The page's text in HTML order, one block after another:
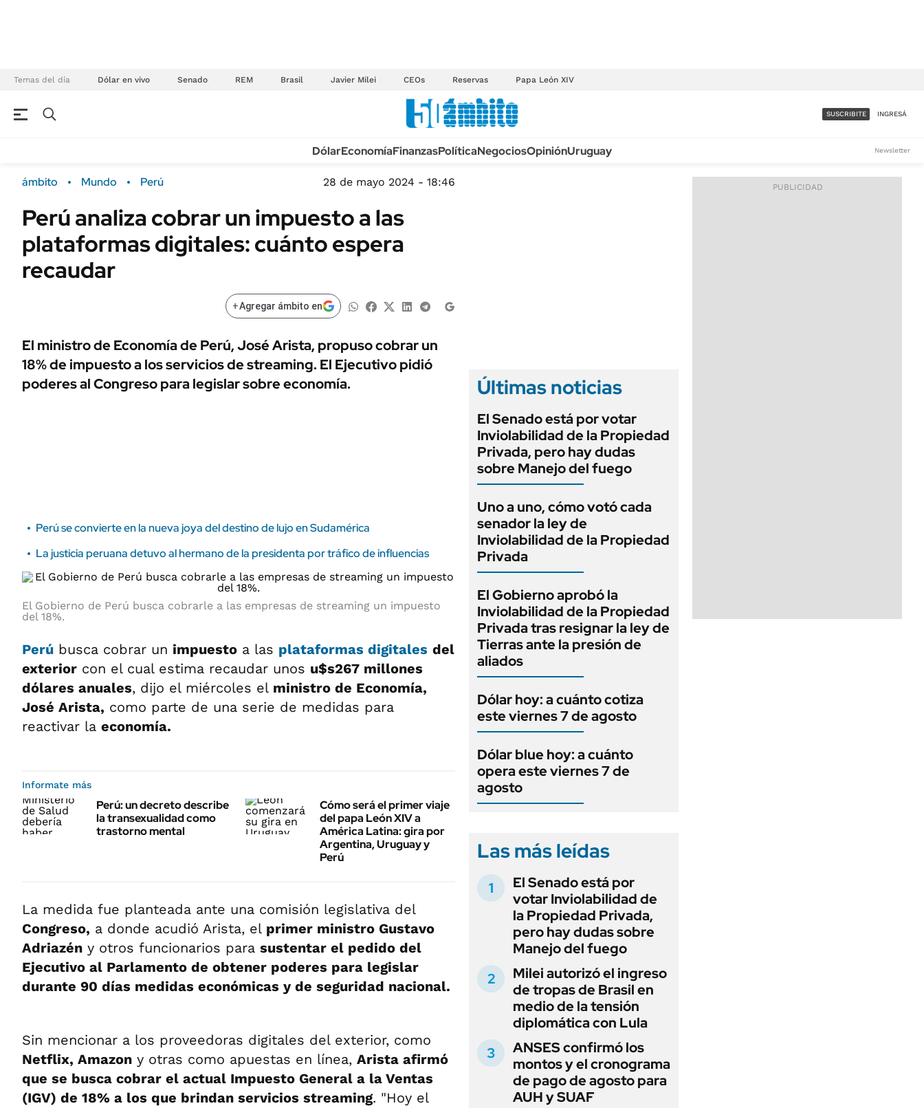
Temas del día Dólar en vivo Senado REM Brasil Javier Milei CEOs Reservas Papa León XIV
Campo
FINANZAS
Dólar
Sustentabilidad
Seguros
URUGUAY
TECNOLOGÍA
MÉXICO
MUNDO
INFORMACIÓN GENERAL
AUTOS
ACCESO FULL - $1.800/MES
SUSCRIBITE INGRESÁ
DólarEconomíaFinanzasPolíticaNegociosOpiniónUruguay Newsletter
ámbito Mundo Perú 28 de mayo 2024 - 18:46
Perú analiza cobrar un impuesto a las
plataformas digitales: cuánto espera
recaudar
+Agregar ámbito en
El ministro de Economía de Perú, José Arista, propuso cobrar un
18% de impuesto a los servicios de streaming. El Ejecutivo pidió
poderes al Congreso para legislar sobre economía.
Perú se convierte en la nueva joya del destino de lujo en Sudamérica
La justicia peruana detuvo al hermano de la presidenta por tráfico de influencias
El Gobierno de Perú busca cobrarle a las empresas de streaming un impuesto
del 18%.
Perú busca cobrar un impuesto a las plataformas digitales del
exterior con el cual estima recaudar unos u$s267 millones
dólares anuales, dijo el miércoles el ministro de Economía,
José Arista, como parte de una serie de medidas para
reactivar la economía.
Informate más
Perú: un decreto describe
la transexualidad como
trastorno mental
Cómo será el primer viaje
del papa León XIV a
América Latina: gira por
Argentina, Uruguay y
Perú
La medida fue planteada ante una comisión legislativa del
Congreso, a donde acudió Arista, el primer ministro Gustavo
Adriazén y otros funcionarios para sustentar el pedido del
Ejecutivo al Parlamento de obtener poderes para legislar
durante 90 días medidas económicas y de seguridad nacional.
Sin mencionar a los proveedoras digitales del exterior, como
Netflix, Amazon y otras como apuestas en línea, Arista afirmó
que se busca cobrar el actual Impuesto General a la Ventas
(IGV) de 18% a los que brindan servicios streaming. "Hoy el
Últimas noticias
El Senado está por votar
Inviolabilidad de la Propiedad
Privada, pero hay dudas
sobre Manejo del fuego
Uno a uno, cómo votó cada
senador la ley de
Inviolabilidad de la Propiedad
Privada
El Gobierno aprobó la
Inviolabilidad de la Propiedad
Privada tras resignar la ley de
Tierras ante la presión de
aliados
Dólar hoy: a cuánto cotiza
este viernes 7 de agosto
Dólar blue hoy: a cuánto
opera este viernes 7 de
agosto
Las más leídas
El Senado está por
votar Inviolabilidad de
la Propiedad Privada,
pero hay dudas sobre
Manejo del fuego
Milei autorizó el ingreso
de tropas de Brasil en
medio de la tensión
diplomática con Lula
ANSES confirmó los
montos y el cronograma
de pago de agosto para
AUH y SUAF